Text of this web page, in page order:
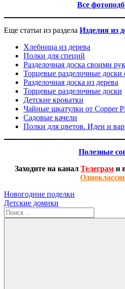
Все
Еще статьи из раздела Изделия из
Хлебница из дерева
Полки для специй
Разделочная доска своими
Торцевые разделочные
Разделочная доска из дерева
Торцевые разделочные доски
Детские кроватки
Чайные шкатулки от Copper
Садовые качели
Полки для цветов. Идеи и
Полезные
Заходите на канал Телеграми
Навигация
по
записям
Предыдущая
запись:
Новогодние поделки
Следующая
запись:
Детские домики
Поиск
для: